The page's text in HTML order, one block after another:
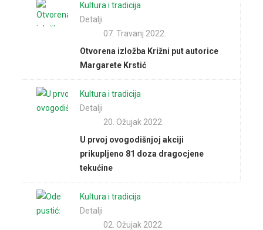
Kultura i tradicija
Detalji
07. Travanj 2022.
Otvorena izložba Križni put autorice
Margarete Krstić
Kultura i tradicija
Detalji
20. Ožujak 2022.
U prvoj ovogodišnjoj akciji
prikupljeno 81 doza dragocjene
tekućine
Kultura i tradicija
Detalji
02. Ožujak 2022.